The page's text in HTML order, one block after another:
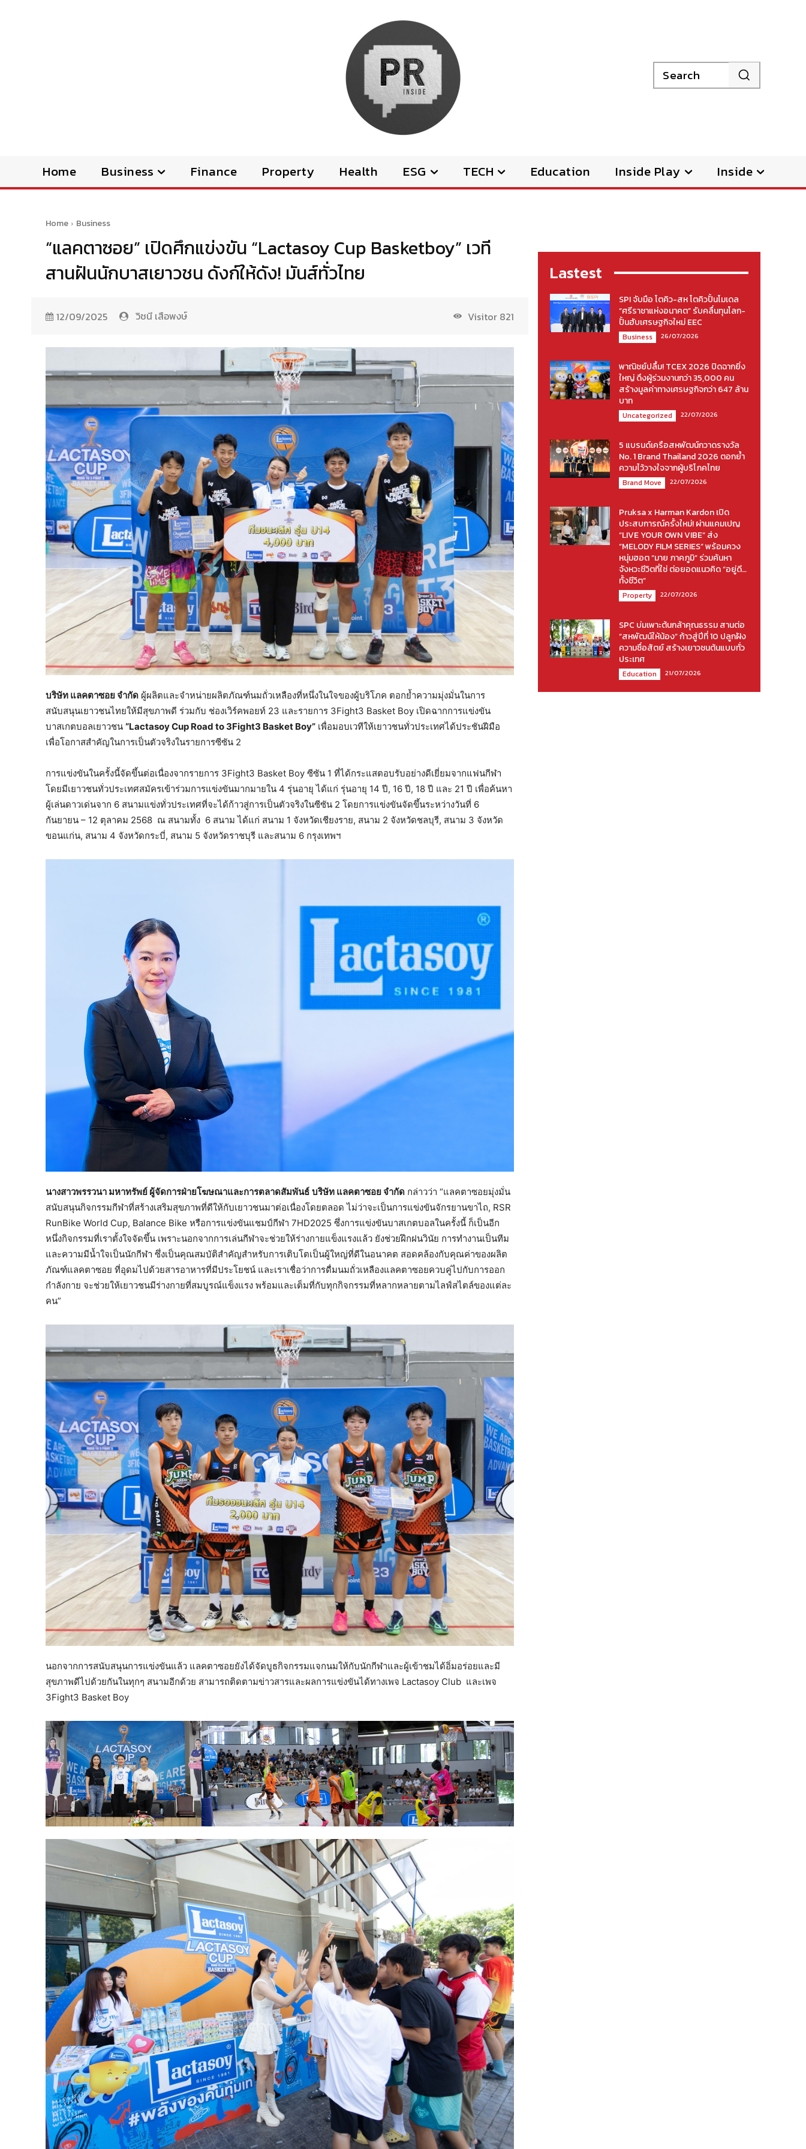
Search
Home Business Finance Property Health ESG TECH Education Inside Play Inside
Home Business
“แลคตาซอย” เปิดศึกแข่งขัน “Lactasoy Cup Basketboy” เวที
สานฝันนักบาสเยาวชน ดังก์ให้ดัง! มันส์ทั่วไทย
12/09/2025 วิชนี เสือพงษ์ Visitor 821
บริษัท แลคตาซอย จำกัด ผู้ผลิตและจำหน่ายผลิตภัณฑ์นมถั่วเหลืองที่หนึ่งในใจของผู้บริโภค ตอกย้ำความมุ่งมั่นในการ
สนับสนุนเยาวชนไทยให้มีสุขภาพดี ร่วมกับ ช่องเวิร์คพอยท์ 23 และรายการ 3Fight3 Basket Boy เปิดฉากการแข่งขัน
บาสเกตบอลเยาวชน “Lactasoy Cup Road to 3Fight3 Basket Boy” เพื่อมอบเวทีให้เยาวชนทั่วประเทศได้ประชันฝีมือ
เพื่อโอกาสสำคัญในการเป็นตัวจริงในรายการซีซัน 2
การแข่งขันในครั้งนี้จัดขึ้นต่อเนื่องจากรายการ 3Fight3 Basket Boy ซีซัน 1 ที่ได้กระแสตอบรับอย่างดีเยี่ยมจากแฟนกีฬา
โดยมีเยาวชนทั่วประเทศสมัครเข้าร่วมการแข่งขันมากมายใน 4 รุ่นอายุ ได้แก่ รุ่นอายุ 14 ปี, 16 ปี, 18 ปี และ 21 ปี เพื่อค้นหา
ผู้เล่นดาวเด่นจาก 6 สนามแข่งทั่วประเทศที่จะได้ก้าวสู่การเป็นตัวจริงในซีซัน 2 โดยการแข่งขันจัดขึ้นระหว่างวันที่ 6
กันยายน – 12 ตุลาคม 2568 ณ สนามทั้ง 6 สนาม ได้แก่ สนาม 1 จังหวัดเชียงราย, สนาม 2 จังหวัดชลบุรี, สนาม 3 จังหวัด
ขอนแก่น, สนาม 4 จังหวัดกระบี่, สนาม 5 จังหวัดราชบุรี และสนาม 6 กรุงเทพฯ
นางสาวพรรวนา มหาทรัพย์ ผู้จัดการฝ่ายโฆษณาและการตลาดสัมพันธ์ บริษัท แลคตาซอย จำกัด กล่าวว่า “แลคตาซอยมุ่งมั่น
สนับสนุนกิจกรรมกีฬาที่สร้างเสริมสุขภาพที่ดีให้กับเยาวชนมาต่อเนื่องโดยตลอด ไม่ว่าจะเป็นการแข่งขันจักรยานขาไถ, RSR
RunBike World Cup, Balance Bike หรือการแข่งขันแชมป์กีฬา 7HD2025 ซึ่งการแข่งขันบาสเกตบอลในครั้งนี้ ก็เป็นอีก
หนึ่งกิจกรรมที่เราตั้งใจจัดขึ้น เพราะนอกจากการเล่นกีฬาจะช่วยให้ร่างกายแข็งแรงแล้ว ยังช่วยฝึกฝนวินัย การทำงานเป็นทีม
และความมีน้ำใจเป็นนักกีฬา ซึ่งเป็นคุณสมบัติสำคัญสำหรับการเติบโตเป็นผู้ใหญ่ที่ดีในอนาคต สอดคล้องกับคุณค่าของผลิต
ภัณฑ์แลคตาซอย ที่อุดมไปด้วยสารอาหารที่มีประโยชน์ และเราเชื่อว่าการดื่มนมถั่วเหลืองแลคตาซอยควบคู่ไปกับการออก
กำลังกาย จะช่วยให้เยาวชนมีร่างกายที่สมบูรณ์แข็งแรง พร้อมและเต็มที่กับทุกกิจกรรมที่หลากหลายตามไลฟ์สไตล์ของแต่ละ
คน”
นอกจากการสนับสนุนการแข่งขันแล้ว แลคตาซอยยังได้จัดบูธกิจกรรมแจกนมให้กับนักกีฬาและผู้เข้าชมได้อิ่มอร่อยและมี
สุขภาพดีไปด้วยกันในทุกๆ สนามอีกด้วย สามารถติดตามข่าวสารและผลการแข่งขันได้ทางเพจ Lactasoy Club และเพจ
3Fight3 Basket Boy
Lastest
SPI จับมือ โตคิว-สห โตคิวปั้นโมเดล
“ศรีราชาแห่งอนาคต” รับคลื่นทุนโลก-
ปั้นฮับเศรษฐกิจใหม่ EEC
Business 26/07/2026
พาณิชย์ปลื้ม! TCEX 2026 ปิดฉากยิ่ง
ใหญ่ ดึงผู้ร่วมงานกว่า 35,000 คน
สร้างมูลค่าทางเศรษฐกิจกว่า 647 ล้าน
บาท
Uncategorized 22/07/2026
5 แบรนด์เครือสหพัฒน์กวาดรางวัล
No. 1 Brand Thailand 2026 ตอกย้ำ
ความไว้วางใจจากผู้บริโภคไทย
Brand Move 22/07/2026
Pruksa x Harman Kardon เปิด
ประสบการณ์ครั้งใหม่! ผ่านแคมเปญ
“LIVE YOUR OWN VIBE” ส่ง
“MELODY FILM SERIES” พร้อมควง
หนุ่มฮอต “มาย ภาคภูมิ” ร่วมค้นหา
จังหวะชีวิตที่ใช่ ต่อยอดแนวคิด “อยู่ดี…
ทั้งชีวิต”
Property 22/07/2026
SPC บ่มเพาะต้นกล้าคุณธรรม สานต่อ
“สหพัฒน์ให้น้อง” ก้าวสู่ปีที่ 10 ปลูกฝัง
ความซื่อสัตย์ สร้างเยาวชนต้นแบบทั่ว
ประเทศ
Education 21/07/2026